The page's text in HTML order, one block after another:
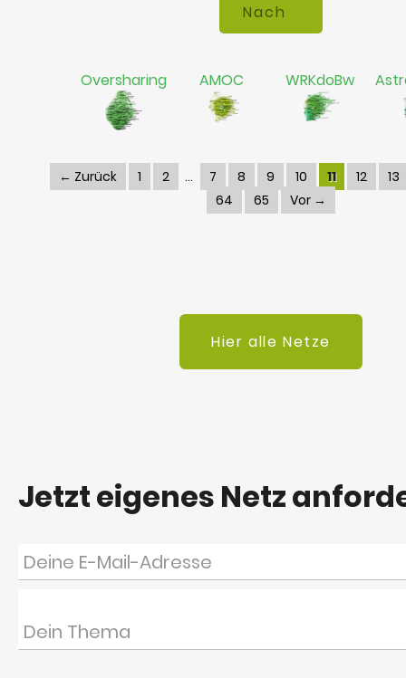
Oversharing AMOC WRKdoBw
← Zurück 1 2 7 8 9 10 11 12
13
64
65 Vor →
Hier alle Netze
Jetzt eigenes Netz